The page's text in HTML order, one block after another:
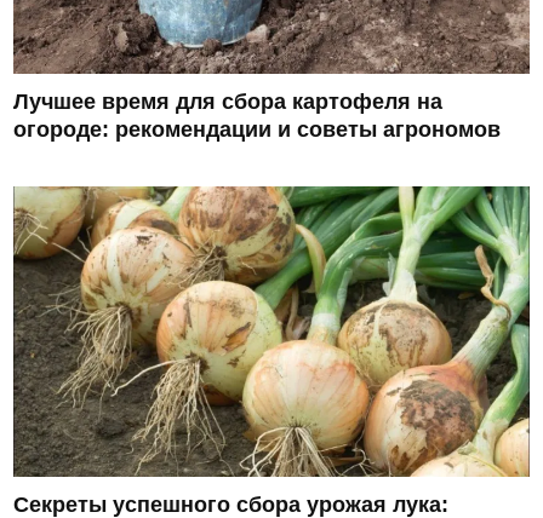
Лучшее время для сбора картофеля на
огороде: рекомендации и советы агрономов
Секреты успешного сбора урожая лука: